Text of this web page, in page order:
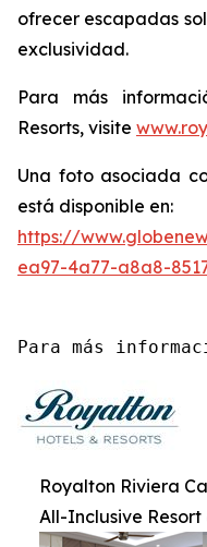
ofrecer escapadas
exclusividad.
Para más
Resorts, visite
Una foto asociada
está disponible en:
https://
ea97-4a77-a8a8-
Para más
Royalton Riviera
All-Inclusive Resort